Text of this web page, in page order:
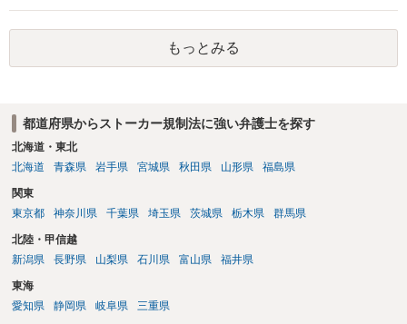
もっとみる
都道府県からストーカー規制法に強い弁護士を探す
北海道・東北
北海道
青森県 岩手県 宮城県 秋田県 山形県 福島県
関東
東京都
神奈川県 千葉県 埼玉県 茨城県 栃木県 群馬県
北陸・甲信越
新潟県
長野県 山梨県 石川県 富山県 福井県
東海
愛知県
静岡県 岐阜県 三重県